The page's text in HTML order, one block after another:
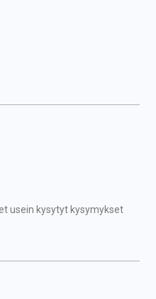
usein kysytyt kysymykset